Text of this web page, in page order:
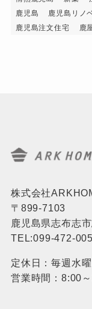
鹿児島
鹿児島リノ
鹿児島注文住宅
鹿
株式会社
〒899-7103
鹿児島県志布志
TEL:099-472-
定休日：毎週水
営業時間：8:00